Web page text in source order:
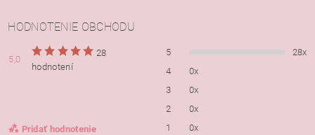
HODNOTENIE OBCHODU
5,0
28
hodnotení
Pridať hodnotenie
5
28x
4
0x
3
0x
2
0x
1
0x